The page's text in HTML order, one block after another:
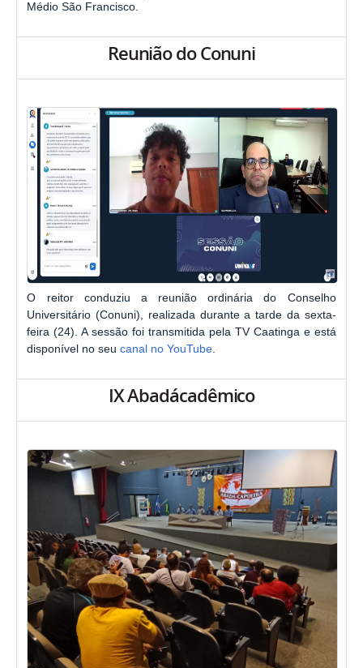
Médio São Francisco.
Reunião do Conuni
O reitor conduziu a reunião ordinária do Conselho
Universitário (Conuni), realizada durante a tarde da sexta-
feira (24). A sessão foi transmitida pela TV Caatinga e está
disponível no seucanal no YouTube
IX Abadácadêmico